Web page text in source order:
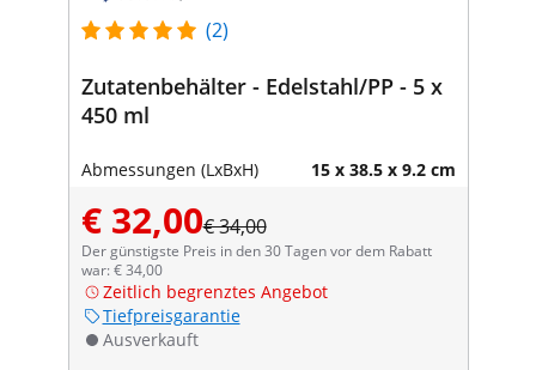
(2)
Zutatenbehälter - Edelstahl/PP - 5 x
450 ml
Abmessungen (LxBxH) 15 x 38.5 x 9.2 cm
€ 32,00€ 34,00
Der günstigste Preis in den 30 Tagen vor dem Rabatt
war: € 34,00
Zeitlich begrenztes Angebot
Tiefpreisgarantie
Ausverkauft